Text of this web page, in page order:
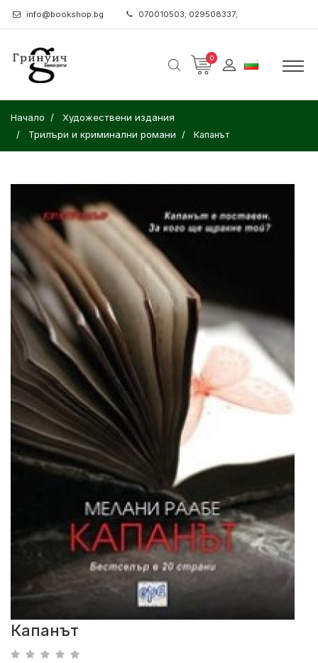
info@bookshop.bg 070010503; 029508337;
0
Начало
Художествени издания
Трилъри и криминални романи
Капанът
Капанът